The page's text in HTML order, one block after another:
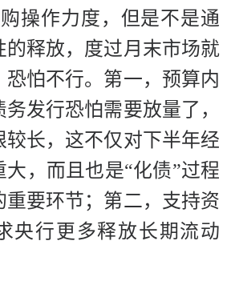
购操作力度，但是不是通
的释放，度过月末市场就
恐怕不行。第一，预算内
发行恐怕需要放量了，
较长，这不仅对下半年经
大，而且也是“化债”过程
重要环节；第二，支持资
央行更多释放长期流动